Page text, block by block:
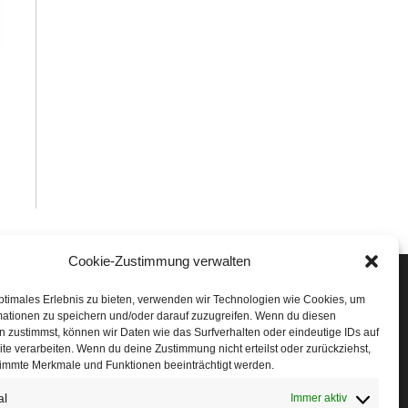
Cookie-Zustimmung verwalten
Erlebnis zu bieten, verwenden wir Technologien wie Cookies, um
zu speichern und/oder darauf zuzugreifen. Wenn du diesen
zustimmst, können wir Daten wie das Surfverhalten oder eindeutige IDs auf
verarbeiten. Wenn du deine Zustimmung nicht erteilst oder zurückziehst,
Merkmale und Funktionen beeinträchtigt werden.
Immer aktiv
Run